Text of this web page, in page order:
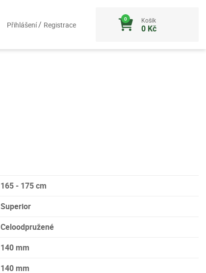
Přihlášení/ Registrace
Košík
0 Kč
165 - 175 cm
Superior
Celoodpružené
140 mm
140 mm